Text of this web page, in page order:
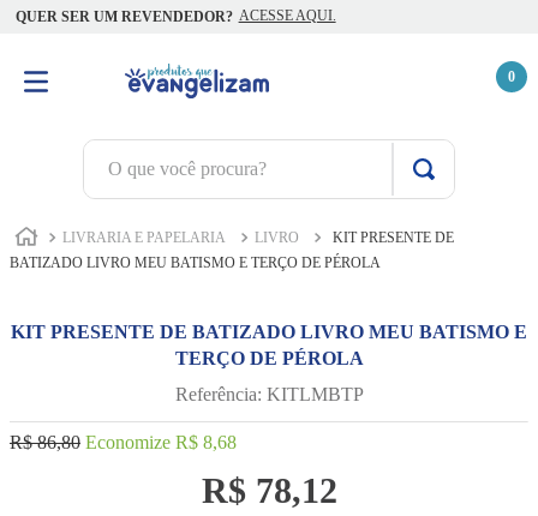
QUER SER UM REVENDEDOR? ACESSE AQUI.
0
O que você procura?
LIVRARIA E PAPELARIA LIVRO
KIT PRESENTE DE
BATIZADO LIVRO MEU BATISMO E TERÇO DE PÉROLA
KIT PRESENTE DE BATIZADO LIVRO MEU BATISMO E
TERÇO DE PÉROLA
Referência: KITLMBTP
R$ 86,80 Economize R$ 8,68
R$ 78,12
1º
terço jesus santas chagas
3º
biblia
º
quaresma são miguel
5º
camiseta